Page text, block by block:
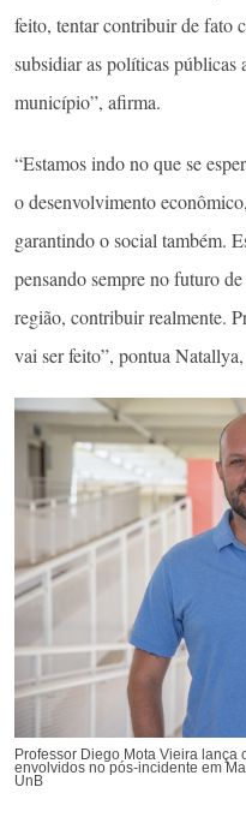
feito, tentar contribuir de fato
subsidiar as políticas públicas
município”, afirma.
“Estamos indo no que se
o desenvolvimento
garantindo o social também.
pensando sempre no futuro
região, contribuir realmente.
vai ser feito”, pontua
Professor Diego Mota Vieira lança
envolvidos no pós-incidente em
UnB